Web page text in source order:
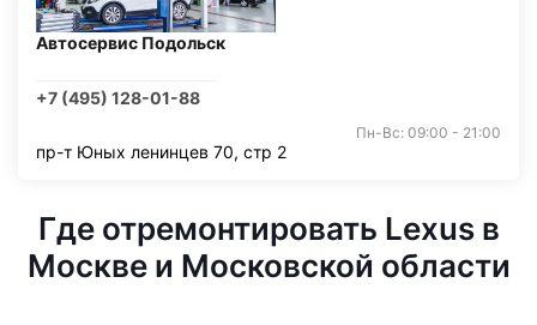
Автосервис Подольск
+7 (495) 128-01-88
Пн-Вс: 09:00 - 21:00
пр-т Юных ленинцев 70, стр 2
Где отремонтировать Lexus в
Москве и Московской области